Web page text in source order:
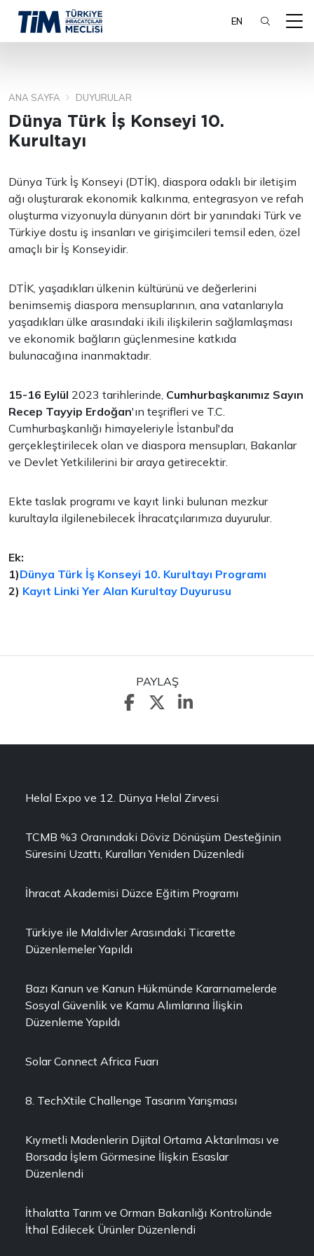
EN
ANA SAYFA DUYURULAR
Dünya Türk İş Konseyi 10.
Kurultayı
Dünya Türk İş Konseyi (DTİK), diaspora odaklı bir iletişim
ağı oluşturarak ekonomik kalkınma, entegrasyon ve refah
oluşturma vizyonuyla dünyanın dört bir yanındaki Türk ve
Türkiye dostu iş insanları ve girişimcileri temsil eden, özel
amaçlı bir İş Konseyidir.
DTİK, yaşadıkları ülkenin kültürünü ve değerlerini
benimsemiş diaspora mensuplarının, ana vatanlarıyla
yaşadıkları ülke arasındaki ikili ilişkilerin sağlamlaşması
ve ekonomik bağların güçlenmesine katkıda
bulunacağına inanmaktadır.
15-16 Eylül 2023 tarihlerinde, Cumhurbaşkanımız Sayın
Recep Tayyip Erdoğan'ın teşrifleri ve T.C.
Cumhurbaşkanlığı himayeleriyle İstanbul'da
gerçekleştirilecek olan ve diaspora mensupları, Bakanlar
ve Devlet Yetkililerini bir araya getirecektir.
Ekte taslak programı ve kayıt linki bulunan mezkur
kurultayla ilgilenebilecek İhracatçılarımıza duyurulur.
Ek:
1)Dünya Türk İş Konseyi 10. Kurultayı Programı
2) Kayıt Linki Yer Alan Kurultay Duyurusu
PAYLAŞ
Helal Expo ve 12. Dünya Helal Zirvesi
TCMB %3 Oranındaki Döviz Dönüşüm Desteğinin
Süresini Uzattı, Kuralları Yeniden Düzenledi
İhracat Akademisi Düzce Eğitim Programı
Türkiye ile Maldivler Arasındaki Ticarette
Düzenlemeler Yapıldı
Bazı Kanun ve Kanun Hükmünde Kararnamelerde
Sosyal Güvenlik ve Kamu Alımlarına İlişkin
Düzenleme Yapıldı
Solar Connect Africa Fuarı
8. TechXtile Challenge Tasarım Yarışması
Kıymetli Madenlerin Dijital Ortama Aktarılması ve
Borsada İşlem Görmesine İlişkin Esaslar
Düzenlendi
İthalatta Tarım ve Orman Bakanlığı Kontrolünde
İthal Edilecek Ürünler Düzenlendi